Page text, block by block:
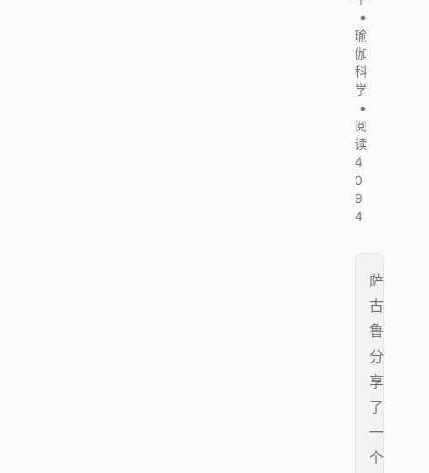
•
瑜
伽
科
学
•
阅
读
4
0
9
4
萨
古
鲁
分
享
了
一
个